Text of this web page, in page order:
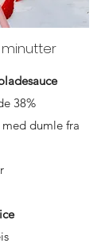
38%
dumle fra